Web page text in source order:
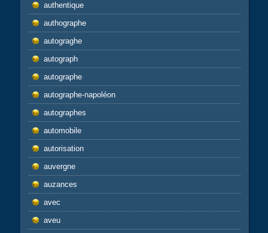
authentique
authographe
autograghe
autograph
autographe
autographe-napoléon
autographes
automobile
autorisation
auvergne
auzances
avec
aveu